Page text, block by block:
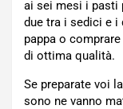
ai sei mesi i pasti
due tra i sedici e
pappa o
di ottima qualità.
Se preparate voi
sono ne vanno